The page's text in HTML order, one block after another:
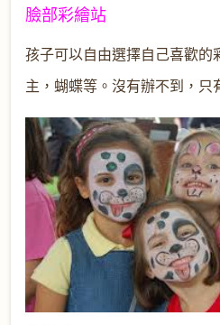
臉部彩繪站
孩子可以自由選擇自己喜歡
主，蝴蝶等。沒有辦不到，只